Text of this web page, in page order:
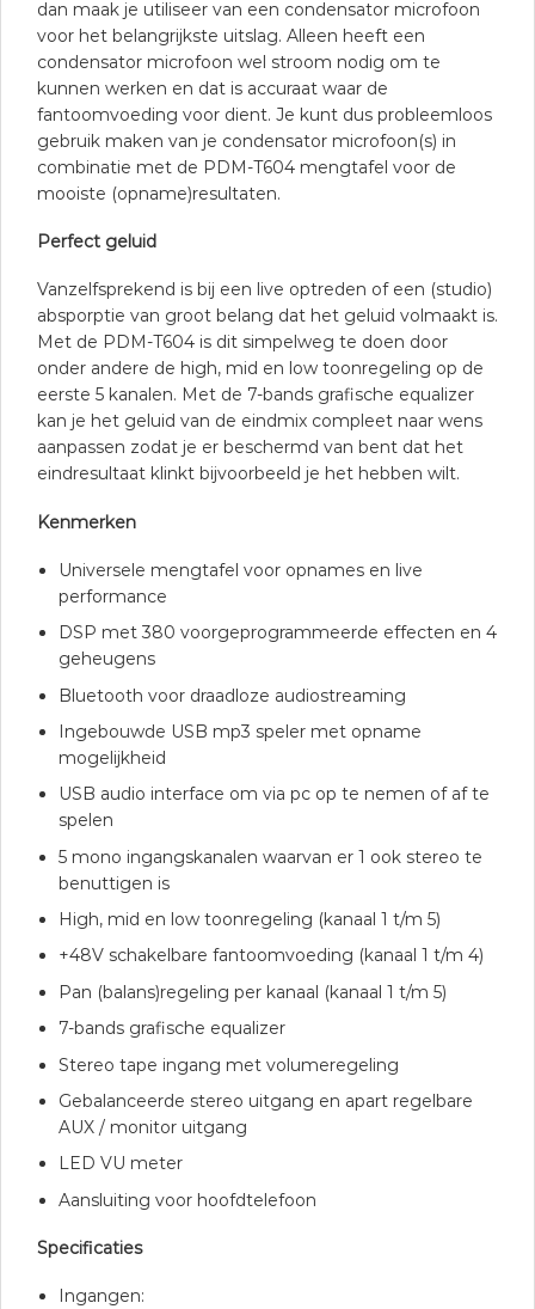
dan maak je utiliseer van een condensator microfoon
voor het belangrijkste uitslag. Alleen heeft een
condensator microfoon wel stroom nodig om te
kunnen werken en dat is accuraat waar de
fantoomvoeding voor dient. Je kunt dus probleemloos
gebruik maken van je condensator microfoon(s) in
combinatie met de PDM-T604 mengtafel voor de
mooiste (opname)resultaten.
Perfect geluid
Vanzelfsprekend is bij een live optreden of een (studio)
absporptie van groot belang dat het geluid volmaakt is.
Met de PDM-T604 is dit simpelweg te doen door
onder andere de high, mid en low toonregeling op de
eerste 5 kanalen. Met de 7-bands grafische equalizer
kan je het geluid van de eindmix compleet naar wens
aanpassen zodat je er beschermd van bent dat het
eindresultaat klinkt bijvoorbeeld je het hebben wilt.
Kenmerken
Universele mengtafel voor opnames en live
performance
DSP met 380 voorgeprogrammeerde effecten en 4
geheugens
Bluetooth voor draadloze audiostreaming
Ingebouwde USB mp3 speler met opname
mogelijkheid
USB audio interface om via pc op te nemen of af te
spelen
5 mono ingangskanalen waarvan er 1 ook stereo te
benuttigen is
High, mid en low toonregeling (kanaal 1 t/m 5)
+48V schakelbare fantoomvoeding (kanaal 1 t/m 4)
Pan (balans)regeling per kanaal (kanaal 1 t/m 5)
7-bands grafische equalizer
Stereo tape ingang met volumeregeling
Gebalanceerde stereo uitgang en apart regelbare
AUX / monitor uitgang
LED VU meter
Aansluiting voor hoofdtelefoon
Specificaties
Ingangen: